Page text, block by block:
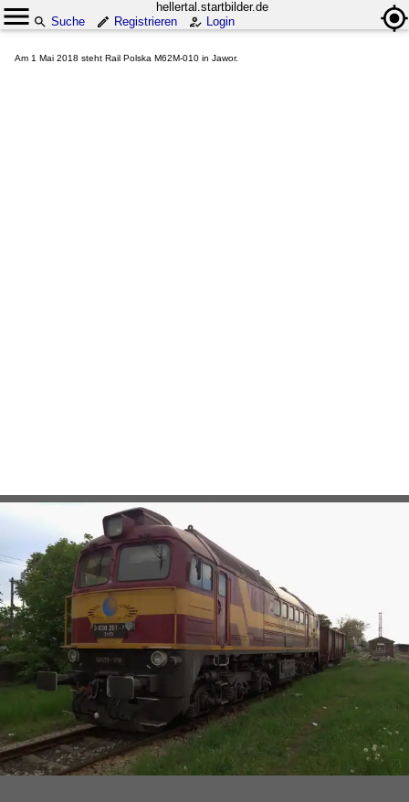
hellertal.startbilder.de
Suche
Registrieren Login
Am 1 Mai 2018 steht Rail Polska M62M-010 in Jawor.